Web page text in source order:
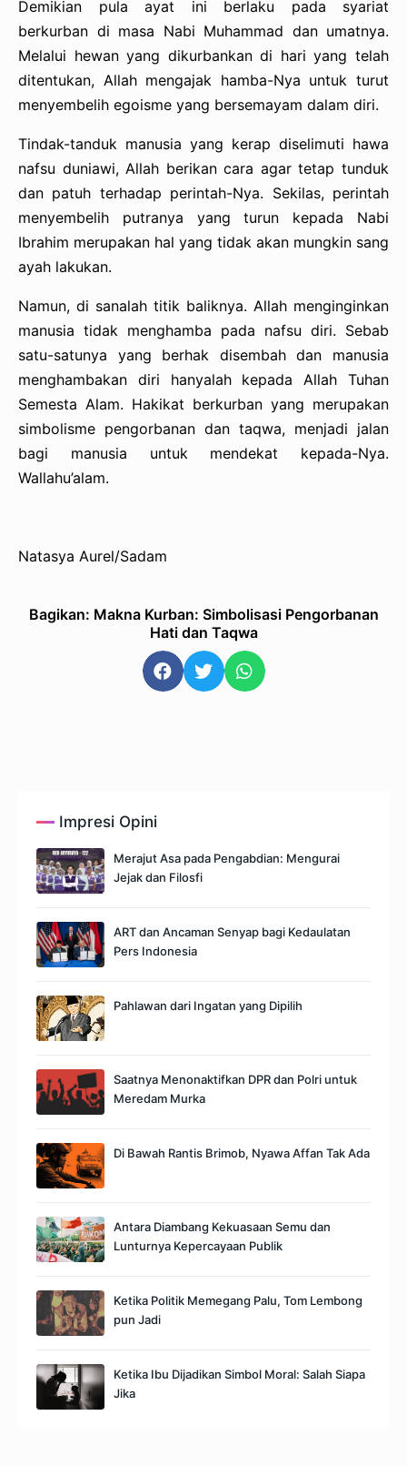
Demikian pula ayat ini berlaku pada syariat
berkurban di masa Nabi Muhammad dan umatnya.
Melalui hewan yang dikurbankan di hari yang telah
ditentukan, Allah mengajak hamba-Nya untuk turut
menyembelih egoisme yang bersemayam dalam diri.
Tindak-tanduk manusia yang kerap diselimuti hawa
nafsu duniawi, Allah berikan cara agar tetap tunduk
dan patuh terhadap perintah-Nya. Sekilas, perintah
menyembelih putranya yang turun kepada Nabi
Ibrahim merupakan hal yang tidak akan mungkin sang
ayah lakukan.
Namun, di sanalah titik baliknya. Allah menginginkan
manusia tidak menghamba pada nafsu diri. Sebab
satu-satunya yang berhak disembah dan manusia
menghambakan diri hanyalah kepada Allah Tuhan
Semesta Alam. Hakikat berkurban yang merupakan
simbolisme pengorbanan dan taqwa, menjadi jalan
bagi manusia untuk mendekat kepada-Nya.
Wallahu’alam.
Natasya Aurel/Sadam
Bagikan: Makna Kurban: Simbolisasi Pengorbanan
Hati dan Taqwa
Impresi Opini
Merajut Asa pada Pengabdian: Mengurai
Jejak dan Filosfi
ART dan Ancaman Senyap bagi Kedaulatan
Pers Indonesia
Pahlawan dari Ingatan yang Dipilih
Saatnya Menonaktifkan DPR dan Polri untuk
Meredam Murka
Di Bawah Rantis Brimob, Nyawa Affan Tak Ada
Antara Diambang Kekuasaan Semu dan
Lunturnya Kepercayaan Publik
Ketika Politik Memegang Palu, Tom Lembong
pun Jadi
Ketika Ibu Dijadikan Simbol Moral: Salah Siapa
Jika